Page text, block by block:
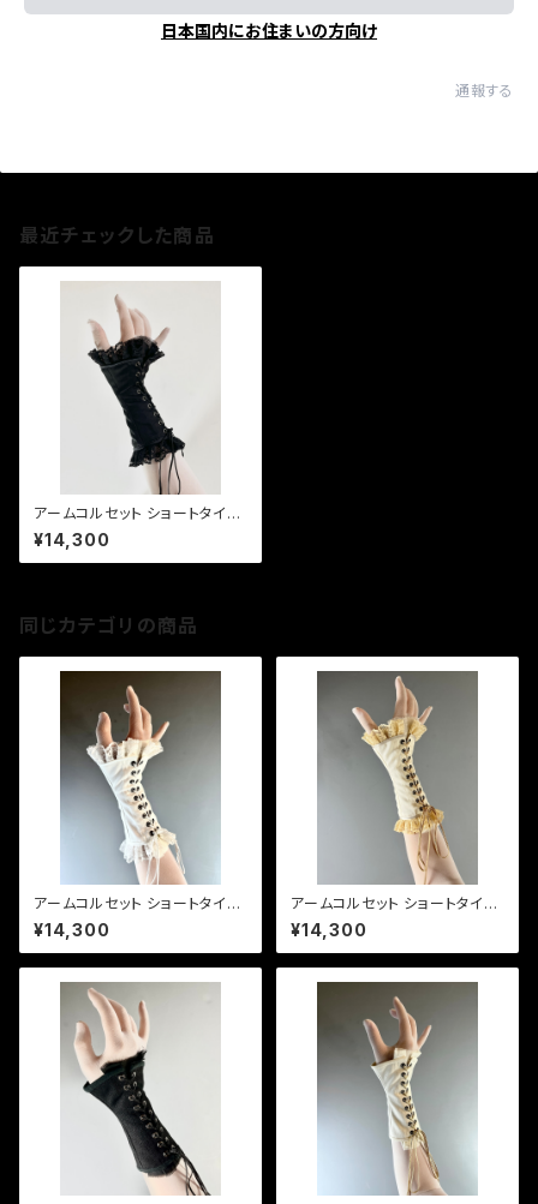
日本国内にお住まいの方向け
通報する
最近チェックした商品
アームコルセット ショートタイプ
黒 Short Arm Corset [Blac
k]
¥14,300
同じカテゴリの商品
アームコルセット ショートタイプ
オフホワイト・ブラックニッケルハ
トメ Short Arm Corset [Off
White Colour Cotton Fabri
¥14,300
アームコルセット ショートタイプ
生成りベージュ Short Arm Co
rset [Natural Ivory Beige]
¥14,300